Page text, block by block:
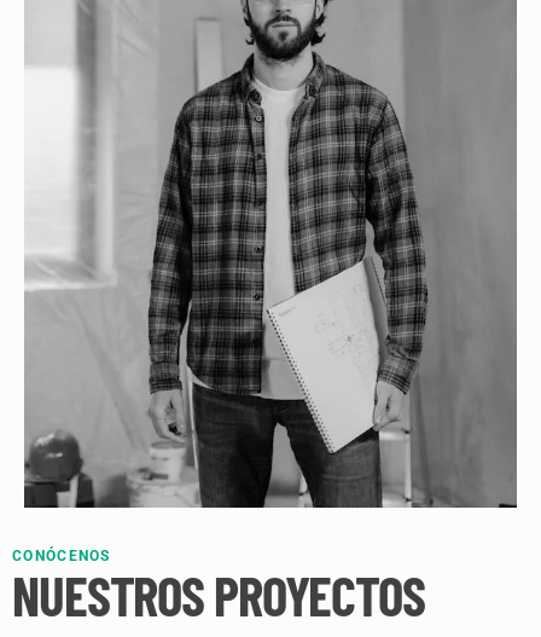
CONÓCENOS
NUESTROS PROYECTOS